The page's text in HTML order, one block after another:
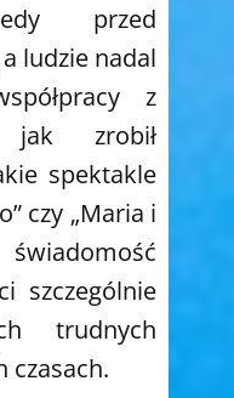
przed
ludzie nadal
z
jak zrobił
spektakle
czy „Maria i
szczególnie
trudnych
czasach.